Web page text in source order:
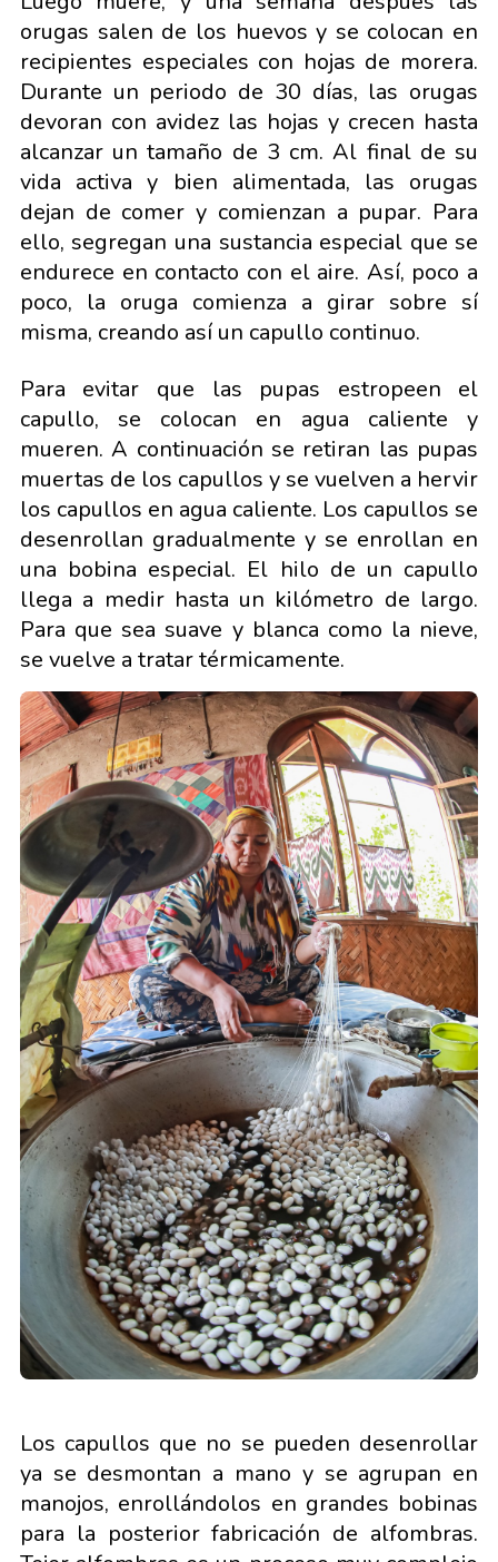
orugas salen de los huevos y se colocan en
recipientes especiales con hojas de morera.
Durante un periodo de 30 días, las orugas
devoran con avidez las hojas y crecen hasta
alcanzar un tamaño de 3 cm. Al final de su
vida activa y bien alimentada, las orugas
dejan de comer y comienzan a pupar. Para
ello, segregan una sustancia especial que se
endurece en contacto con el aire. Así, poco a
poco, la oruga comienza a girar sobre sí
misma, creando así un capullo continuo.
Para evitar que las pupas estropeen el
capullo, se colocan en agua caliente y
mueren. A continuación se retiran las pupas
muertas de los capullos y se vuelven a hervir
los capullos en agua caliente. Los capullos se
desenrollan gradualmente y se enrollan en
una bobina especial. El hilo de un capullo
llega a medir hasta un kilómetro de largo.
Para que sea suave y blanca como la nieve,
se vuelve a tratar térmicamente.
Los capullos que no se pueden desenrollar
ya se desmontan a mano y se agrupan en
manojos, enrollándolos en grandes bobinas
para la posterior fabricación de alfombras.